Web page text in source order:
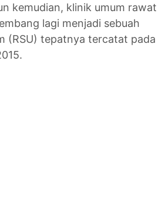
kemudian, klinik umum rawat
lagi menjadi sebuah
(RSU) tepatnya tercatat pada